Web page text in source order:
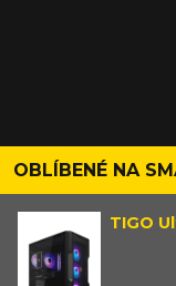
OBLÍBENÉ NA
TIGO